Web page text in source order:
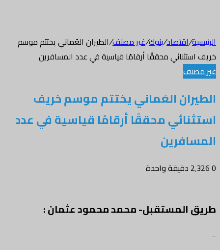
الرئيسية/اقتصاد/بنوك/غير مصنف/الطيران العُماني يختتم موسم
خريف استثنائي محققًا أرقامًا قياسية في عدد المسافرين
غير مصنف
الطيران العُماني يختتم موسم خريف
استثنائي محققًا أرقامًا قياسية في عدد
المسافرين
0 دقيقة واحدة
طريق المستقبل- محمد محمود عثمان :
–